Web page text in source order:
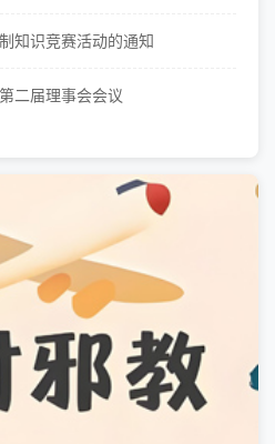
知识竞赛活动的通知
二届理事会会议